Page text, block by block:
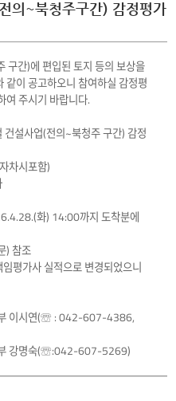
의~북청주구간) 감정평가
구간)에 편입된 토지 등의 보상을
같이 공고하오니 참여하실 감정평
여 주시기 바랍니다.
설사업(전의~북청주 구간) 감정
차시포함)
화) 14:00까지 도착분에
) 참조
평가사 실적으로 변경되었으니
부 이시연(☏ : 042-607-4386,
부 강명숙(☏:042-607-5269)